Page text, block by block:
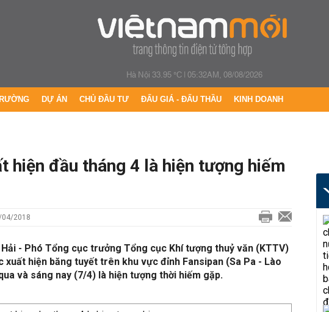
Hà Nội 33.95 °C|05:32AM, 08/08/2026
DỰ ÁN CHỦ ĐẦU TƯ ĐẤU GIÁ - ĐẤU THẦU KINH DOANH
hiện đầu tháng 4 là hiện tượng hiếm
04/2018
- Phó Tổng cục trưởng Tổng cục Khí tượng thuỷ văn (KTTV)
xuất hiện băng tuyết trên khu vực đỉnh Fansipan (Sa Pa - Lào
và sáng nay (7/4) là hiện tượng thời hiếm gặp.